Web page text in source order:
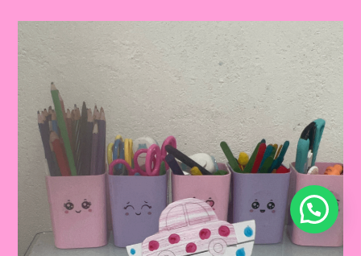
E
TRÂNSITO
PARA
EDUCAÇÃO
INFANTIL